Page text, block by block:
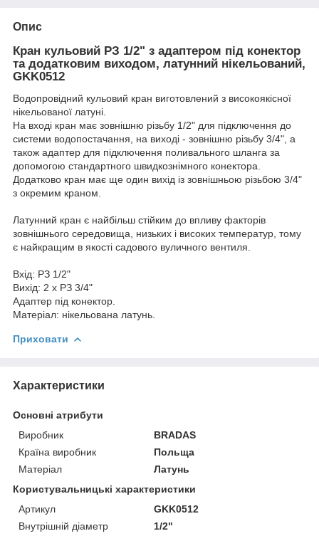
Опис
Кран кульовий РЗ 1/2" з адаптером під конектор
та додатковим виходом, латунний нікельований,
GKK0512
Водопровідний кульовий кран виготовлений з високоякісної
нікельованої латуні.
На вході кран має зовнішню різьбу 1/2" для підключення до
системи водопостачання, на виході - зовнішню різьбу 3/4", а
також адаптер для підключення поливального шланга за
допомогою стандартного швидкознімного конектора.
Додатково кран має ще один вихід із зовнішньою різьбою 3/4"
з окремим краном.
Латунний кран є найбільш стійким до впливу факторів
зовнішнього середовища, низьких і високих температур, тому
є найкращим в якості садового вуличного вентиля.
Вхід: РЗ 1/2"
Вихід: 2 х РЗ 3/4"
Адаптер під конектор.
Матеріал: нікельована латунь.
Приховати
Характеристики
Основні атрибути
Виробник
BRADAS
Країна виробник
Польща
Матеріал
Латунь
Користувальницькі характеристики
Артикул
GKK0512
Внутрішній діаметр
1/2"